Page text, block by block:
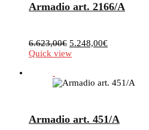
Armadio art. 2166/A
6.623,00€ Il
prezzo
6.623,00€.
5.248,00€Il
5.248,00€.
Quick view
Armadio art. 451/A